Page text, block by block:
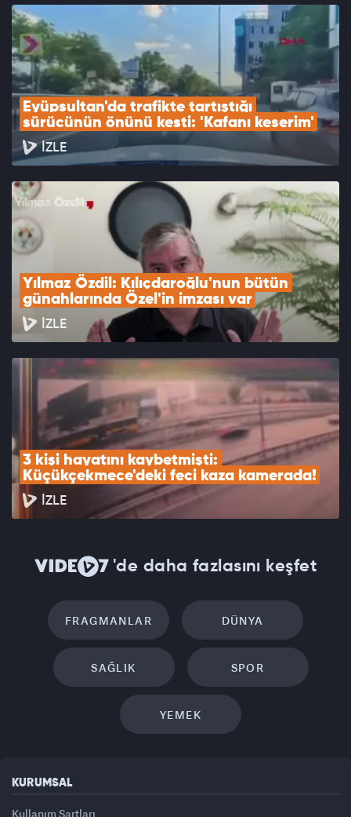
Eyüpsultan'da trafikte tartıştığı
sürücünün önünü kesti: 'Kafanı keserim'
İZLE
Yılmaz Özdil: Kılıçdaroğlu'nun bütün
günahlarında Özel'in imzası var
İZLE
3 kişi hayatını kaybetmişti:
Küçükçekmece'deki feci kaza kamerada!
İZLE
'de daha fazlasını keşfet
FRAGMANLAR DÜNYA
SAĞLIK SPOR
YEMEK
KURUMSAL
Kullanım Şartları